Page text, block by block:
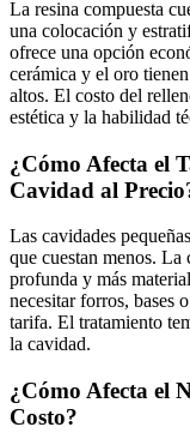
La resina compuesta
una colocación y
ofrece una opción
cerámica y el oro
altos. El costo del
estética y la habilidad
¿Cómo Afecta el
Cavidad al
Las cavidades
que cuestan menos. La
profunda y más
necesitar forros, bases
tarifa. El tratamiento
la cavidad.
¿Cómo Afecta el
Costo?